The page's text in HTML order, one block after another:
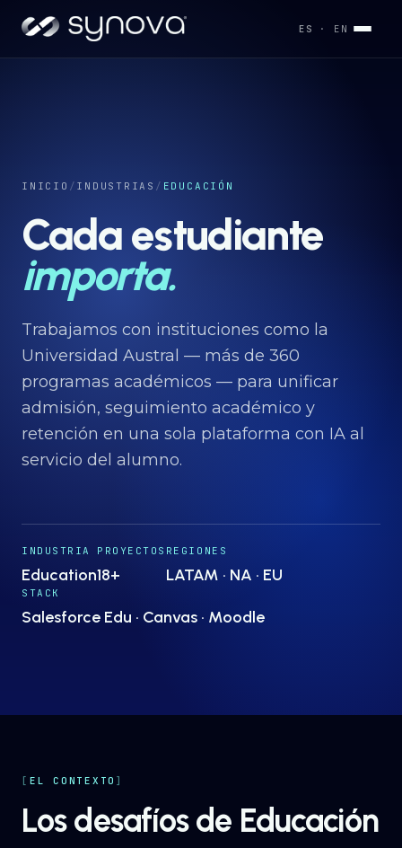
ES · EN
Industrias →
Desarrollos
Capacidades→
Proyectos →
Nosotros
Insights →
Hablemos
INICIO / INDUSTRIAS / EDUCACIÓN
Cada estudiante
importa.
Trabajamos con instituciones como la
Universidad Austral — más de 360
programas académicos — para unificar
admisión, seguimiento académico y
retención en una sola plataforma con IA al
servicio del alumno.
INDUSTRIA
Education
PROYECTOS
18+
REGIONES
LATAM · NA · EU
STACK
Salesforce Edu · Canvas · Moodle
EL CONTEXTO
Los desafíos de Educación